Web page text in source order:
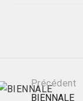
Précédent
BIENNALE